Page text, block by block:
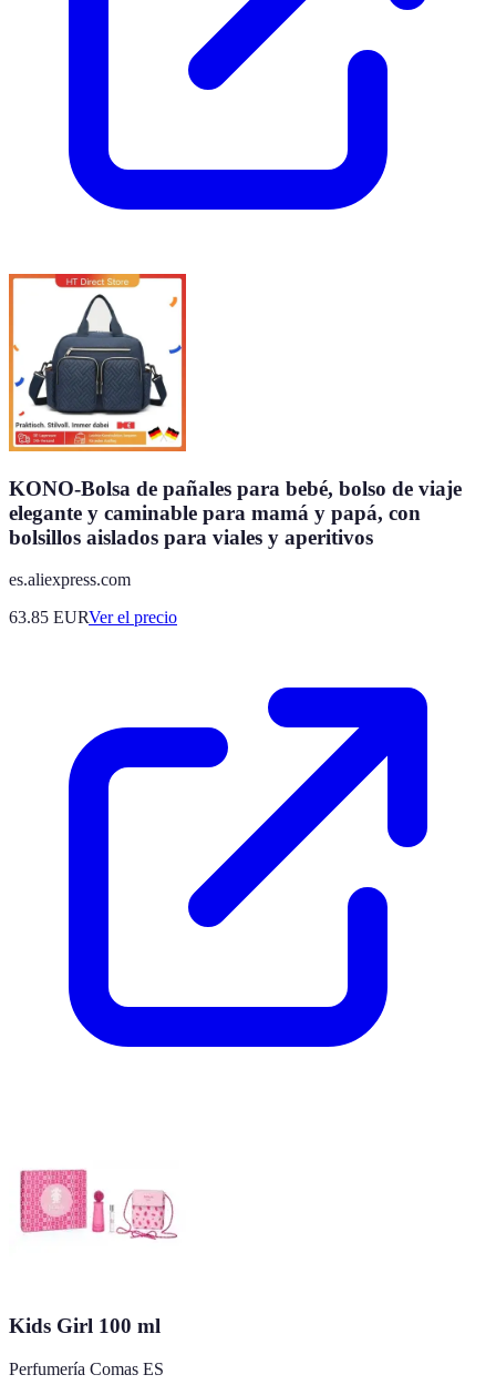
KONO-Bolsa de pañales para bebé, bolso de viaje
elegante y caminable para mamá y papá, con
bolsillos aislados para viales y aperitivos
es.aliexpress.com
63.85 EURVer el precio
Kids Girl 100 ml
Perfumería Comas ES